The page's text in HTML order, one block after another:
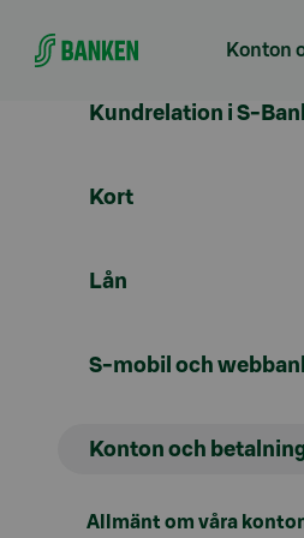
Konton
Kundrelation i S-
Kort
Lån
S-mobil och
Konton och
Allmänt om våra